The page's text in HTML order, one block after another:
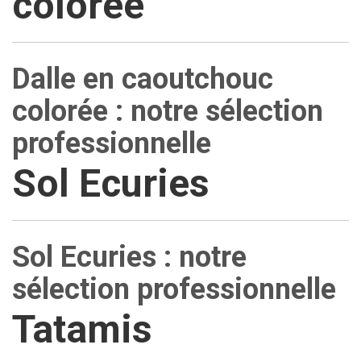
Dalle en caoutchouc
colorée : notre sélection
professionnelle
Sol Ecuries
Sol Ecuries : notre
sélection professionnelle
Tatamis